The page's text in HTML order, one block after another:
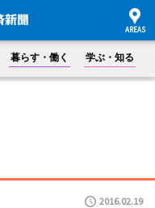
暮らす・働く 学ぶ・知る
2016.02.19